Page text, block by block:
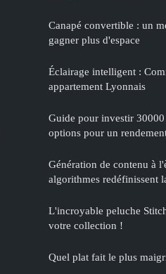
Canapé convertible : un
gagner plus d'espace
Éclairage intelligent :
appartement Lyonnais
Guide pour investir
options pour un
Génération de contenu à
algorithmes redéfinissent
L'incroyable peluche
votre collection !
Quel plat fait le plus